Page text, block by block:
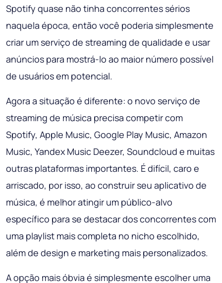
Spotify quase não tinha concorrentes sérios
naquela época, então você poderia simplesmente
criar um serviço de streaming de qualidade e usar
anúncios para mostrá-lo ao maior número possível
de usuários em potencial.
Agora a situação é diferente: o novo serviço de
streaming de música precisa competir com
Spotify, Apple Music, Google Play Music, Amazon
Music, Yandex Music Deezer, Soundcloud e muitas
outras plataformas importantes. É difícil, caro e
arriscado, por isso, ao construir seu aplicativo de
música, é melhor atingir um público-alvo
específico para se destacar dos concorrentes com
uma playlist mais completa no nicho escolhido,
além de design e marketing mais personalizados.
A opção mais óbvia é simplesmente escolher uma